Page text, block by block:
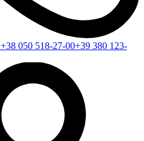
+38 050 518-27-00+39 380 123-